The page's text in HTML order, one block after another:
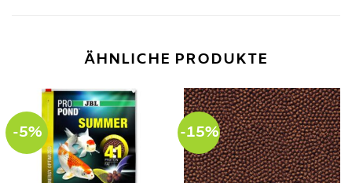
ÄHNLICHE PRODUKTE
-5% -15%